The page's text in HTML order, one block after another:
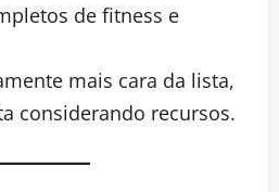
de fitness e
mais cara da lista,
considerando recursos.